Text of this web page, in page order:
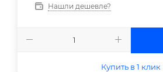
Нашли дешевле?
Купить в 1 клик